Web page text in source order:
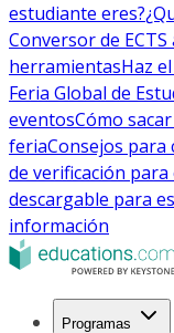
estudiante eres?
Conversor de ECTS
herramientasHaz
Feria Global de
eventosCómo
feriaConsejos para
de verificación
descargable para
información
Programas